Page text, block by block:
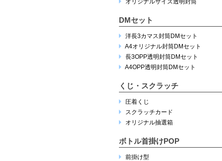
オリジナルサイズ透明封筒
DMセット
洋長3カマス封筒DMセット
A4オリジナル封筒DMセット
長3OPP透明封筒DMセット
A4OPP透明封筒DMセット
くじ・スクラッチ
圧着くじ
スクラッチカード
オリジナル抽選箱
ボトル首掛けPOP
前掛け型